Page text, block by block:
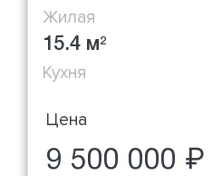
Жилая
15.4 м2
Кухня
Цена
9 500 000 ₽